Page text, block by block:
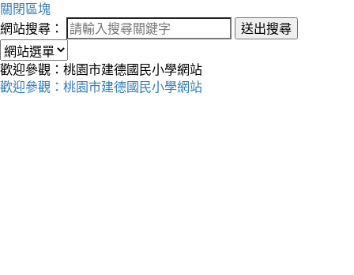
關閉區塊
網站搜尋：
送出搜尋
歡迎參觀：桃園市建德國民小學網站
歡迎參觀：桃園市建德國民小學網站